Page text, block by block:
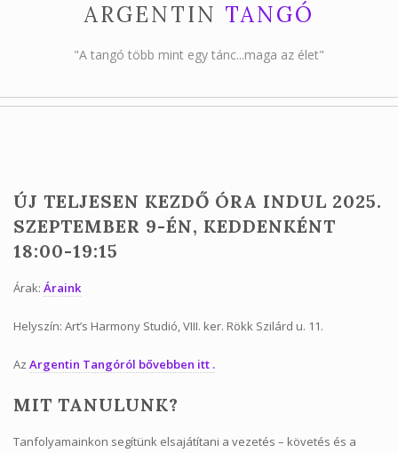
Linkek
ARGENTIN TANGÓ
"A tangó több mint egy tánc...maga az élet"
ÚJ TELJESEN KEZDŐ ÓRA INDUL 2025.
SZEPTEMBER 9-ÉN, KEDDENKÉNT
18:00-19:15
Árak: Áraink
Helyszín: Art’s Harmony Studió, VIII. ker. Rökk Szilárd u. 11.
Az Argentin Tangóról bővebben itt .
MIT TANULUNK?
Tanfolyamainkon segítünk elsajátítani a vezetés – követés és a